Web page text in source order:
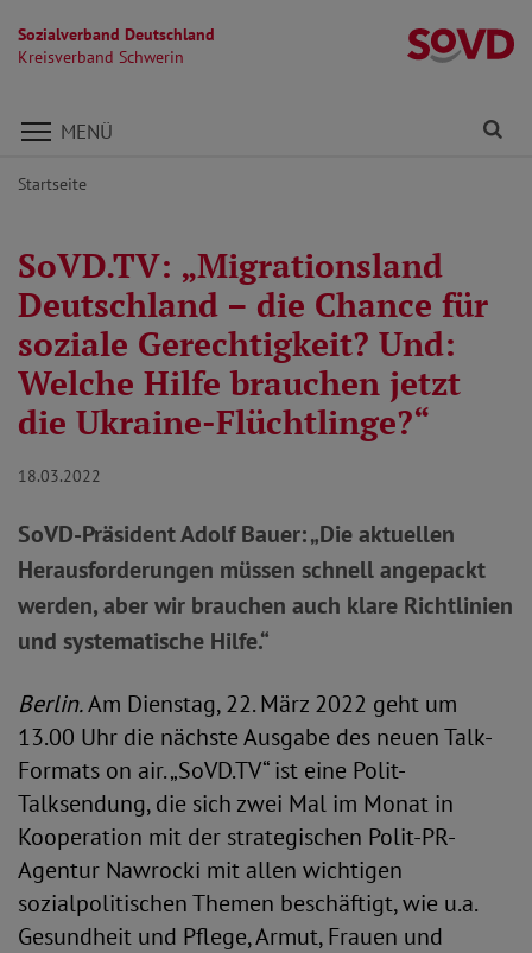
Sozialverband Deutschland
Kreisverband Schwerin
Direkt zu den Inhalten springen
MENÜ
Startseite
SoVD.TV: „Migrationsland
Deutschland – die Chance für
soziale Gerechtigkeit? Und:
Welche Hilfe brauchen jetzt
die Ukraine-Flüchtlinge?“
18.03.2022
SoVD-Präsident Adolf Bauer: „Die aktuellen
Herausforderungen müssen schnell angepackt
werden, aber wir brauchen auch klare Richtlinien
und systematische Hilfe.“
Berlin.Am Dienstag, 22. März 2022 geht um
13.00 Uhr die nächste Ausgabe des neuen Talk-
Formats on air. „SoVD.TV“ ist eine Polit-
Talksendung, die sich zwei Mal im Monat in
Kooperation mit der strategischen Polit-PR-
Agentur Nawrocki mit allen wichtigen
sozialpolitischen Themen beschäftigt, wie u.a.
Gesundheit und Pflege, Armut, Frauen und